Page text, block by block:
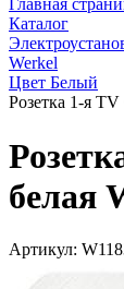
Главная
Каталог
Werkel
Цвет Белый
Розетка 1-я
белая
Артикул: